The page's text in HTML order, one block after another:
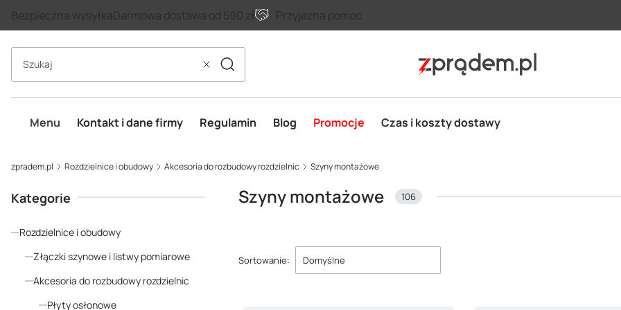
Bezpieczna wysyłkaDarmowa dostawa od 590 zł Przyjazna pomoc
WyczyśćSzukaj
Menu Kontakt i dane firmy Regulamin Blog Promocje Czas i koszty dostawy
zpradem.pl Rozdzielnice i obudowy Akcesoria do rozbudowy rozdzielnic Szyny montażowe
Kategorie
Rozdzielnice i obudowy
Złączki szynowe i listwy pomiarowe
Akcesoria do rozbudowy rozdzielnic
Płyty osłonowe
Szyny montażowe 106
Lista produktów
Sortowanie: Domyślne